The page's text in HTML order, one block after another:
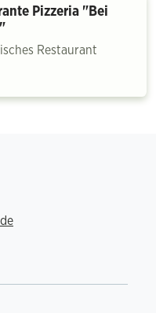
Pizzeria "Bei
Restaurant